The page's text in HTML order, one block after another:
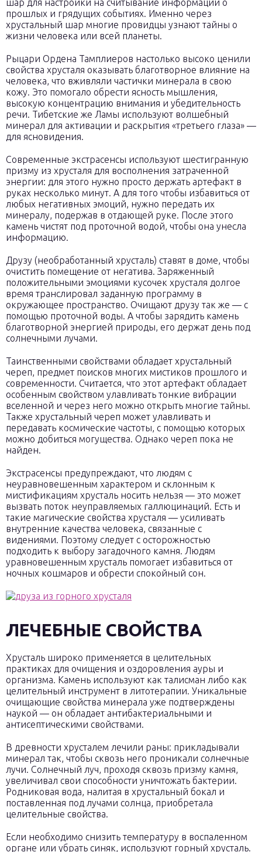
шар для настройки на считывание информации о
прошлых и грядущих событиях. Именно через
хрустальный шар многие провидцы узнают тайны о
жизни человека или всей планеты.
Рыцари Ордена Тамплиеров настолько высоко ценили
свойства хрусталя оказывать благотворное влияние на
человека, что вживляли частички минерала в свою
кожу. Это помогало обрести ясность мышления,
высокую концентрацию внимания и убедительность
речи. Тибетские же Ламы используют волшебный
минерал для активации и раскрытия «третьего глаза» —
для ясновидения.
Современные экстрасенсы используют шестигранную
призму из хрусталя для восполнения затраченной
энергии: для этого нужно просто держать артефакт в
руках несколько минут. А для того чтобы избавиться от
любых негативных эмоций, нужно передать их
минералу, подержав в отдающей руке. После этого
камень чистят под проточной водой, чтобы она унесла
информацию.
Друзу (необработанный хрусталь) ставят в доме, чтобы
очистить помещение от негатива. Заряженный
положительными эмоциями кусочек хрусталя долгое
время транслировал заданную программу в
окружающее пространство. Очищают друзу так же — с
помощью проточной воды. А чтобы зарядить камень
благотворной энергией природы, его держат день под
солнечными лучами.
Таинственными свойствами обладает хрустальный
череп, предмет поисков многих мистиков прошлого и
современности. Считается, что этот артефакт обладает
особенным свойством улавливать тонкие вибрации
вселенной и через него можно открыть многие тайны.
Также хрустальный череп может улавливать и
передавать космические частоты, с помощью которых
можно добиться могущества. Однако череп пока не
найден.
Экстрасенсы предупреждают, что людям с
неуравновешенным характером и склонным к
мистификациям хрусталь носить нельзя — это может
вызвать поток неуправляемых галлюцинаций. Есть и
такие магические свойства хрусталя — усиливать
внутренние качества человека, связанные с
видениями. Поэтому следует с осторожностью
подходить к выбору загадочного камня. Людям
уравновешенным хрусталь помогает избавиться от
ночных кошмаров и обрести спокойный сон.
ЛЕЧЕБНЫЕ СВОЙСТВА
Хрусталь широко применяется в целительных
практиках для очищения и оздоровления ауры и
организма. Камень используют как талисман либо как
целительный инструмент в литотерапии. Уникальные
очищающие свойства минерала уже подтверждены
наукой — он обладает антибактериальными и
антисептическими свойствами.
В древности хрусталем лечили раны: прикладывали
минерал так, чтобы сквозь него проникали солнечные
лучи. Солнечный луч, проходя сквозь призму камня,
увеличивал свои способности уничтожать бактерии.
Родниковая вода, налитая в хрустальный бокал и
поставленная под лучами солнца, приобретала
целительные свойства.
Если необходимо снизить температуру в воспаленном
органе или убрать синяк, используют горный хрусталь.